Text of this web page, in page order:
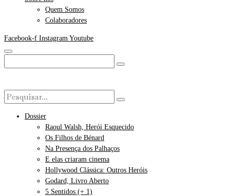
Quem Somos
Colaboradores
Facebook-f Instagram Youtube
Dossier
Raoul Walsh, Herói Esquecido
Os Filhos de Bénard
Na Presença dos Palhaços
E elas criaram cinema
Hollywood Clássica: Outros Heróis
Godard, Livro Aberto
5 Sentidos (+ 1)